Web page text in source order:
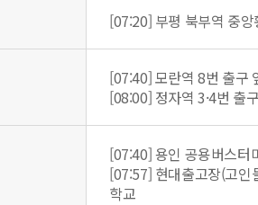
[07:20] 부평 북부역 중
[07:40] 모란역 8번 출
[08:00] 정자역 3·4번
[07:40] 용인 공용버스
[07:57] 현대출고장(고
학교